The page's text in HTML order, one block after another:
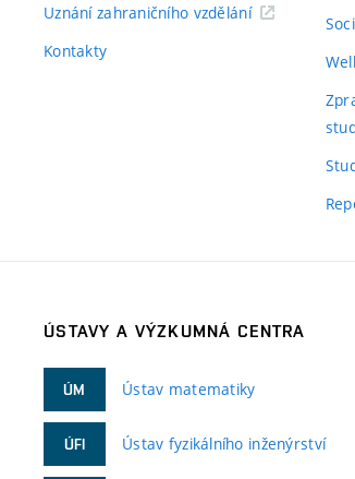
Uznání zahraničního vzdělání
Kontakty
ÚSTAVY A VÝZKUMNÁ CENTRA
ÚM Ústav matematiky
ÚFI Ústav fyzikálního inženýrství